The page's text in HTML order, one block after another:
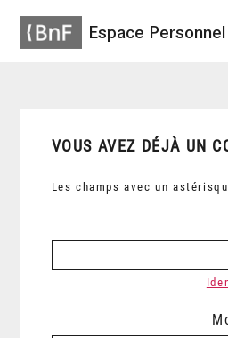
Espace Personnel
VOUS AVEZ DÉJÀ UN
Les champs avec un